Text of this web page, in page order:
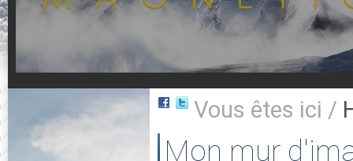
Vous êtes ici /
Mon mur